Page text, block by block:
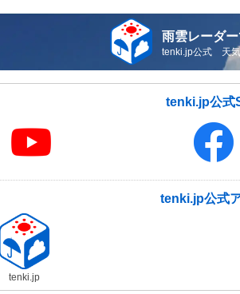
雨雲レーダー
tenki.jp公式 天気
tenki.jp公式
tenki.jp公式
tenki.jp